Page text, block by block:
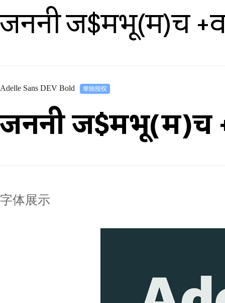
जननी ज$मभू(म)च
Adelle Sans DEV Bold
जननी ज$मभू(म)च
字体展示